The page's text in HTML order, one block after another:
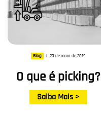
Blog | 23 de maio de 2019
O que é picking?
Saiba Mais >